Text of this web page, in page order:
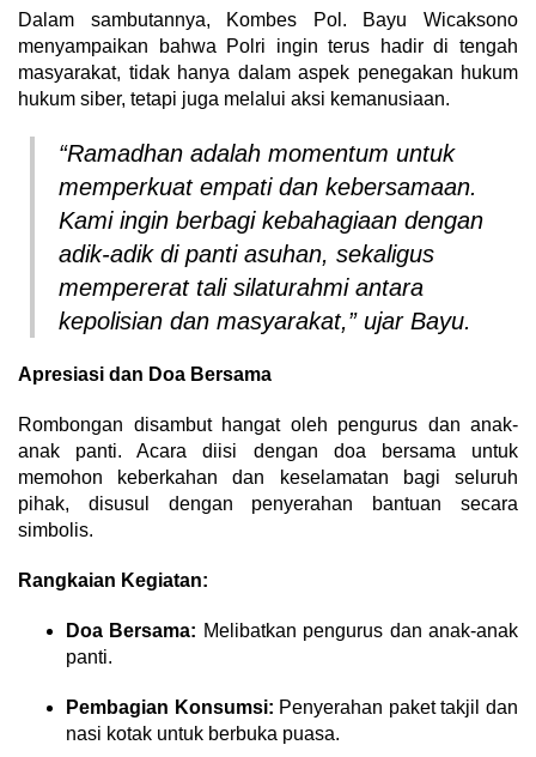
Dalam sambutannya, Kombes Pol. Bayu Wicaksono
menyampaikan bahwa Polri ingin terus hadir di tengah
masyarakat, tidak hanya dalam aspek penegakan hukum
hukum siber, tetapi juga melalui aksi kemanusiaan.
“Ramadhan adalah momentum untuk
memperkuat empati dan kebersamaan.
Kami ingin berbagi kebahagiaan dengan
adik-adik di panti asuhan, sekaligus
mempererat tali silaturahmi antara
kepolisian dan masyarakat,” ujar Bayu.
Apresiasi dan Doa Bersama
Rombongan disambut hangat oleh pengurus dan anak-
anak panti. Acara diisi dengan doa bersama untuk
memohon keberkahan dan keselamatan bagi seluruh
pihak, disusul dengan penyerahan bantuan secara
simbolis.
Rangkaian Kegiatan:
Doa Bersama: Melibatkan pengurus dan anak-anak
panti.
Pembagian Konsumsi: Penyerahan paket takjil dan
nasi kotak untuk berbuka puasa.